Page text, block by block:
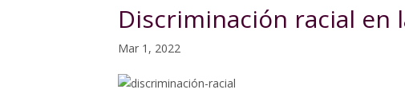
Discriminación racial en
Mar 1, 2022